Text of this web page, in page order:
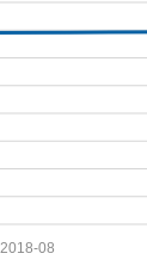
2018-08